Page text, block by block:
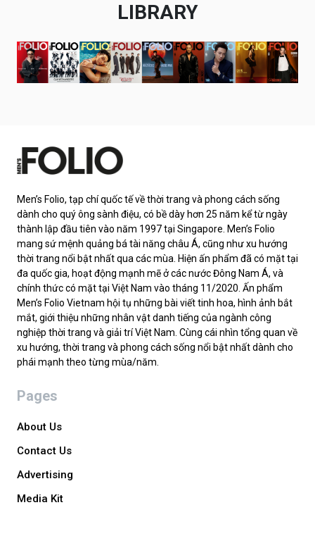
LIBRARY
Men’s Folio, tạp chí quốc tế về thời trang và phong cách sống
dành cho quý ông sành điệu, có bề dày hơn 25 năm kể từ ngày
thành lập đầu tiên vào năm 1997 tại Singapore. Men’s Folio
mang sứ mệnh quảng bá tài năng châu Á, cũng như xu hướng
thời trang nổi bật nhất qua các mùa. Hiện ấn phẩm đã có mặt tại
đa quốc gia, hoạt động mạnh mẽ ở các nước Đông Nam Á, và
chính thức có mặt tại Việt Nam vào tháng 11/2020. Ấn phẩm
Men’s Folio Vietnam hội tụ những bài viết tinh hoa, hình ảnh bắt
mắt, giới thiệu những nhân vật danh tiếng của ngành công
nghiệp thời trang và giải trí Việt Nam. Cùng cái nhìn tổng quan về
xu hướng, thời trang và phong cách sống nổi bật nhất dành cho
phái mạnh theo từng mùa/năm.
Pages
About Us
Contact Us
Advertising
Media Kit